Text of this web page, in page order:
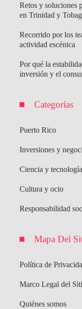
Retos y soluciones
en Trinidad y
Recorrido por los
actividad escénica
Por qué la
inversión y el
Categorías
Puerto Rico
Inversiones y
Ciencia y tecnología
Cultura y ocio
Responsabilidad
Mapa Del
Política de
Marco Legal del
Quiénes somos